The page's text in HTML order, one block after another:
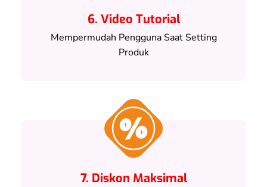
6. Video Tutorial
Mempermudah Pengguna Saat Setting
Produk
7. Diskon Maksimal